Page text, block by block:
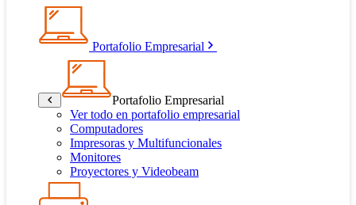
Portafolio Empresarial
Portafolio Empresarial
Ver todo en portafolio empresarial
Computadores
Impresoras y Multifuncionales
Monitores
Proyectores y Videobeam